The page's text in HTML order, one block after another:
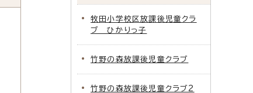
牧田小学校区放課後児童クラ
ブ ひかりっ子
竹野の森放課後児童クラブ
竹野の森放課後児童クラブ2